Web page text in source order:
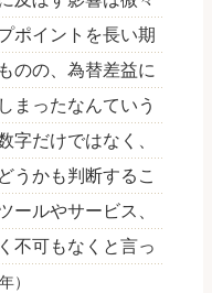
ポイントを長い期
のの、為替差益に
まったなんていう
字だけではなく、
うかも判断するこ
ールやサービス、
不可もなくと言っ
）